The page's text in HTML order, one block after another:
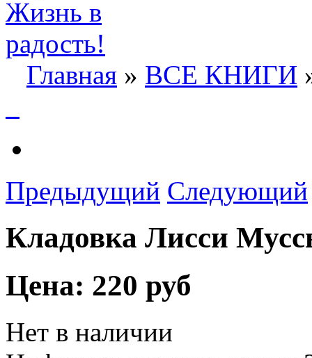
Главная » ВСЕ КНИГИ
Предыдущий Следующий
Кладовка Лисси
Цена: 220 руб
Нет в наличии